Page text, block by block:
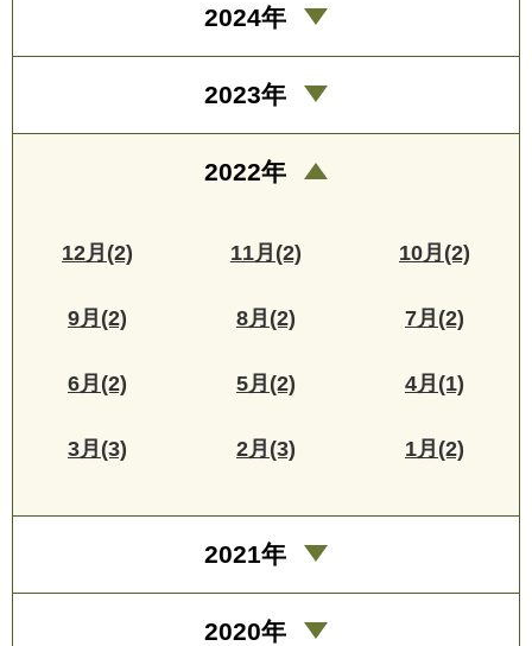
2024年
2023年
2022年
12月(2) 11月(2) 10月(2)
9月(2) 8月(2) 7月(2)
6月(2) 5月(2) 4月(1)
3月(3) 2月(3) 1月(2)
2021年
2020年